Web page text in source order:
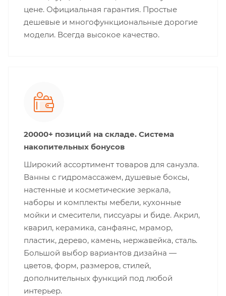
цене. Официальная гарантия. Простые
дешевые и многофункциональные дорогие
модели. Всегда высокое качество.
20000+ позиций на складе. Система
накопительных бонусов
Широкий ассортимент товаров для санузла.
Ванны с гидромассажем, душевые боксы,
настенные и косметические зеркала,
наборы и комплекты мебели, кухонные
мойки и смесители, писсуары и биде. Акрил,
кварил, керамика, санфаянс, мрамор,
пластик, дерево, камень, нержавейка, сталь.
Большой выбор вариантов дизайна —
цветов, форм, размеров, стилей,
дополнительных функций под любой
интерьер.